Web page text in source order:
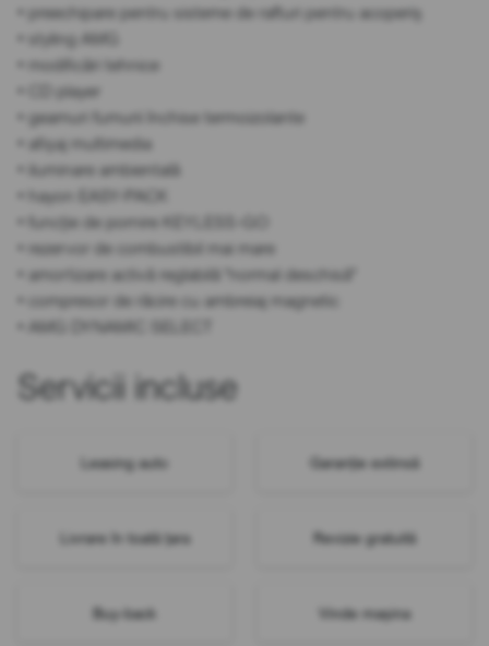
• preechipare pentru sisteme de rafturi pentru acoperiș
• styling AMG
• modificări tehnice
• CD player
• geamuri fumurii închise termoizolante
• afișaj multimedia
• iluminare ambientală
• hayon EASY-PACK
• funcție de pornire KEYLESS-GO
• rezervor de combustibil mai mare
• amortizare activă reglabilă "normal deschisă"
• compresor de răcire cu ambreiaj magnetic
• AMG DYNAMIC SELECT
Servicii incluse
Leasing auto Garanție extinsă
Livrare în toată țara Revizie gratuită
Buy-back Vinde mașina